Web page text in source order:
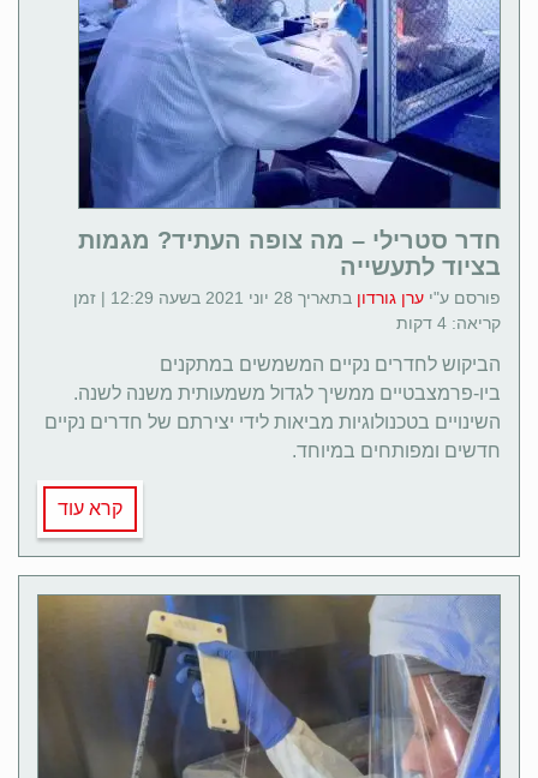
חדר סטרילי – מה צופה העתיד? מגמות
בציוד לתעשייה
פורסם ע"י ערן גורדון
בתאריך 28 יוני 2021 בשעה 12:29 | זמן
קריאה: 4 דקות
הביקוש לחדרים נקיים המשמשים במתקנים
ביו-פרמצבטיים ממשיך לגדול משמעותית משנה לשנה.
השינויים בטכנולוגיות מביאות לידי יצירתם של חדרים נקיים
חדשים ומפותחים במיוחד.
קרא עוד